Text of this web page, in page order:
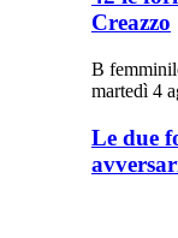
Creazzo
B
martedì 4
Le due